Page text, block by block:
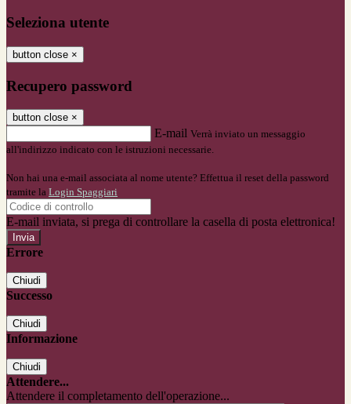
Seleziona utente
button close ×
Recupero password
button close ×
E-mail Verrà inviato un messaggio
all'indirizzo indicato con le istruzioni necessarie.
Non hai una e-mail associata al nome utente? Effettua il reset della password
tramite la Login Spaggiari
E-mail inviata, si prega di controllare la casella di posta elettronica!
Errore
Chiudi
Successo
Chiudi
Informazione
Chiudi
Attendere...
Attendere il completamento dell'operazione...